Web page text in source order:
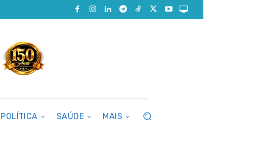
POLÍTICA SAÚDE MAIS